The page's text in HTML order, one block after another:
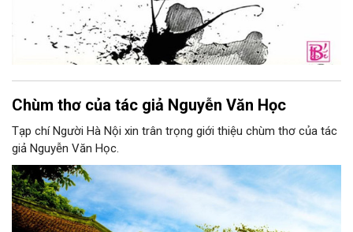
Chùm thơ của tác giả Nguyễn Văn Học
Tạp chí Người Hà Nội xin trân trọng giới thiệu chùm thơ của tác
giả Nguyễn Văn Học.